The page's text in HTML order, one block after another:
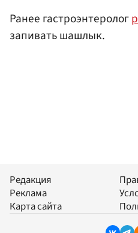
Ранее гастроэнтеролог
запивать шашлык.
Редакция
Реклама
Карта сайта